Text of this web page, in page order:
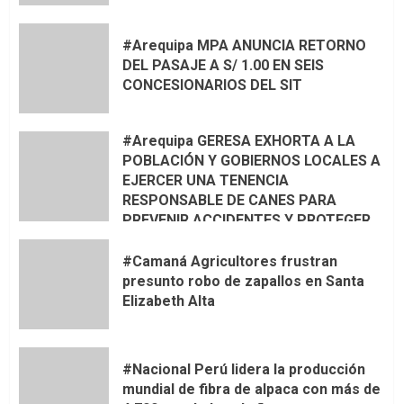
#Arequipa MPA ANUNCIA RETORNO
DEL PASAJE A S/ 1.00 EN SEIS
CONCESIONARIOS DEL SIT
#Arequipa GERESA EXHORTA A LA
POBLACIÓN Y GOBIERNOS LOCALES A
EJERCER UNA TENENCIA
RESPONSABLE DE CANES PARA
PREVENIR ACCIDENTES Y PROTEGER
#Camaná Agricultores frustran
presunto robo de zapallos en Santa
Elizabeth Alta
#Nacional Perú lidera la producción
mundial de fibra de alpaca con más de